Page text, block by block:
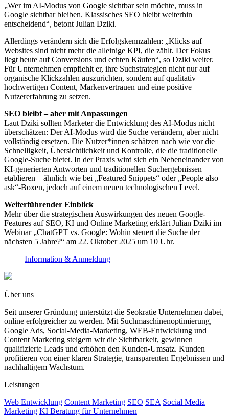
„Wer im AI-Modus von Google sichtbar sein möchte, muss in
Google sichtbar bleiben. Klassisches SEO bleibt weiterhin
entscheidend“, betont Julian Dziki.
Allerdings verändern sich die Erfolgskennzahlen: „Klicks auf
Websites sind nicht mehr die alleinige KPI, die zählt. Der Fokus
liegt heute auf Conversions und echten Käufen“, so Dziki weiter.
Für Unternehmen empfiehlt er, ihre Suchstrategien nicht nur auf
organische Klickzahlen auszurichten, sondern auf qualitativ
hochwertigen Content, Markenvertrauen und eine positive
Nutzererfahrung zu setzen.
SEO bleibt – aber mit Anpassungen
Laut Dziki sollten Marketer die Entwicklung des AI-Modus nicht
überschätzen: Der AI-Modus wird die Suche verändern, aber nicht
vollständig ersetzen. Die Nutzer*innen schätzen nach wie vor die
Schnelligkeit, Übersichtlichkeit und Kontrolle, die die traditionelle
Google-Suche bietet. In der Praxis wird sich ein Nebeneinander von
KI-generierten Antworten und traditionellen Suchergebnissen
etablieren – ähnlich wie bei „Featured Snippets“ oder „People also
ask“-Boxen, jedoch auf einem neuen technologischen Level.
Weiterführender Einblick
Mehr über die strategischen Auswirkungen des neuen Google-
Features auf SEO, KI und Online Marketing erklärt Julian Dziki im
Webinar „ChatGPT vs. Google: Wohin steuert die Suche der
nächsten 5 Jahre?“ am 22. Oktober 2025 um 10 Uhr.
Information & Anmeldung
Über uns
Seit unserer Gründung unterstützt die Seokratie Unternehmen dabei,
online erfolgreicher zu werden. Mit Suchmaschinenoptimierung,
Google Ads, Social-Media-Marketing, WEB-Entwicklung und
Content Marketing steigern wir die Sichtbarkeit, gewinnen
qualifizierte Leads und erhöhen den Kunden-Umsatz. Kunden
profitieren von einer klaren Strategie, transparenten Ergebnissen und
nachhaltigem Wachstum.
Leistungen
Web Entwicklung Content Marketing SEO SEA Social Media
Marketing KI Beratung für Unternehmen